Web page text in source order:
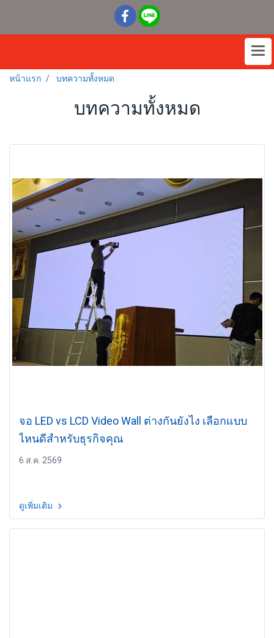
หน้าแรก บทความทั้งหมด
บทความทั้งหมด
จอ LED vs LCD Video Wall ต่างกันยังไง เลือกแบบ
ไหนดีสำหรับธุรกิจคุณ
6 ส.ค. 2569
ดูเพิ่มเติม